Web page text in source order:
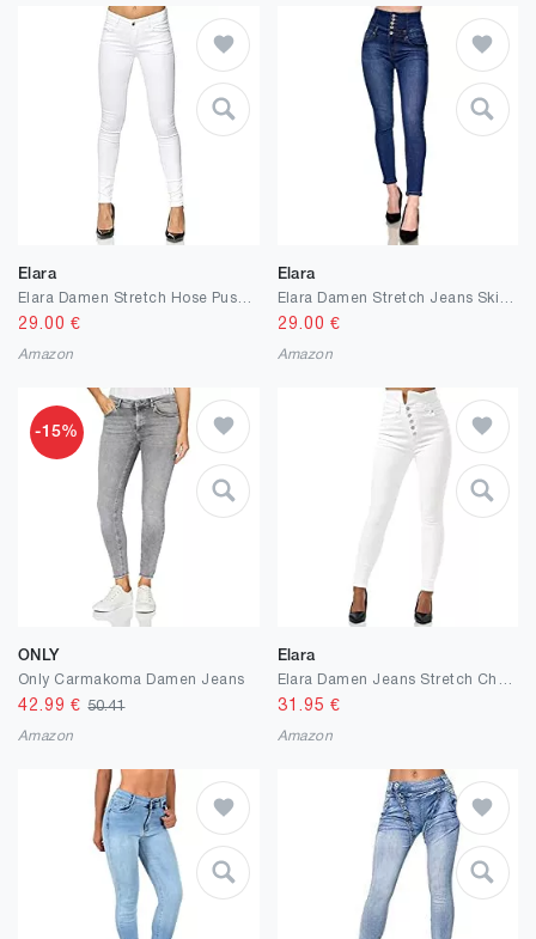
Elara
29.00 €
Amazon
Elara
29.00 €
Amazon
-15%
ONLY
Only Carmakoma Damen Jeans
42.99 €50.41
Amazon
Elara
31.95 €
Amazon